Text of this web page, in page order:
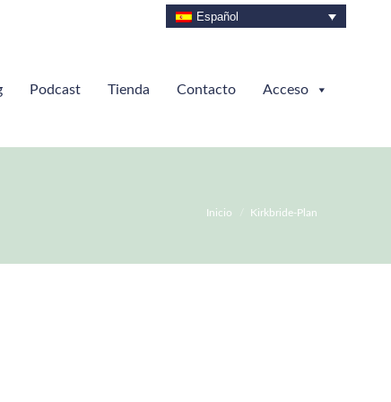
Español
Podcast Tienda Contacto Acceso
Inicio Kirkbride-Plan